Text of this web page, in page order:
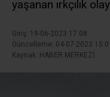
yaşanan ırkçılık
Giriş: 19-06-2023 17:08
Güncelleme: 04-07-2023
Kaynak: HABER MERKEZİ